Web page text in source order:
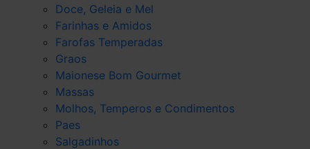
Doce, Geleia e Mel
Farinhas e Amidos
Farofas Temperadas
Graos
Maionese Bom Gourmet
Massas
Molhos, Temperos e Condimentos
Paes
Salgadinhos